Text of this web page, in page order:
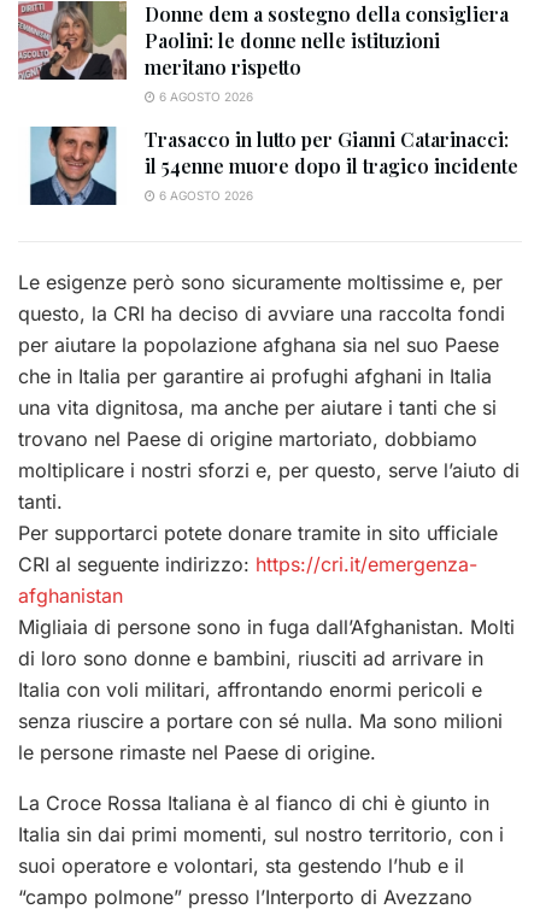
Donne dem a sostegno della consigliera
Paolini: le donne nelle istituzioni
meritano rispetto
6 AGOSTO 2026
Trasacco in lutto per Gianni Catarinacci:
il 54enne muore dopo il tragico incidente
6 AGOSTO 2026
Le esigenze però sono sicuramente moltissime e, per
questo, la CRI ha deciso di avviare una raccolta fondi
per aiutare la popolazione afghana sia nel suo Paese
che in Italia per garantire ai profughi afghani in Italia
una vita dignitosa, ma anche per aiutare i tanti che si
trovano nel Paese di origine martoriato, dobbiamo
moltiplicare i nostri sforzi e, per questo, serve l’aiuto di
tanti.
Per supportarci potete donare tramite in sito ufficiale
CRI al seguente indirizzo: https://cri.it/emergenza-
afghanistan
Migliaia di persone sono in fuga dall’Afghanistan. Molti
di loro sono donne e bambini, riusciti ad arrivare in
Italia con voli militari, affrontando enormi pericoli e
senza riuscire a portare con sé nulla. Ma sono milioni
le persone rimaste nel Paese di origine.
La Croce Rossa Italiana è al fianco di chi è giunto in
Italia sin dai primi momenti, sul nostro territorio, con i
suoi operatore e volontari, sta gestendo l’hub e il
“campo polmone” presso l’Interporto di Avezzano